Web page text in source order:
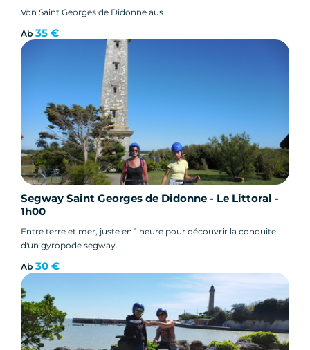
Von Saint Georges de Didonne aus
Ab 35 €
Segway Saint Georges de Didonne - Le Littoral -
1h00
Entre terre et mer, juste en 1 heure pour découvrir la conduite
d'un gyropode segway.
Ab 30 €